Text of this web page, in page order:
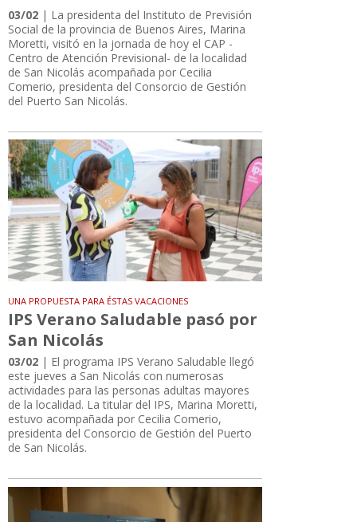
03/02 | La presidenta del Instituto de Previsión
Social de la provincia de Buenos Aires, Marina
Moretti, visitó en la jornada de hoy el CAP -
Centro de Atención Previsional- de la localidad
de San Nicolás acompañada por Cecilia
Comerio, presidenta del Consorcio de Gestión
del Puerto San Nicolás.
UNA PROPUESTA PARA ÉSTAS VACACIONES
IPS Verano Saludable pasó por
San Nicolás
03/02 | El programa IPS Verano Saludable llegó
este jueves a San Nicolás con numerosas
actividades para las personas adultas mayores
de la localidad. La titular del IPS, Marina Moretti,
estuvo acompañada por Cecilia Comerio,
presidenta del Consorcio de Gestión del Puerto
de San Nicolás.